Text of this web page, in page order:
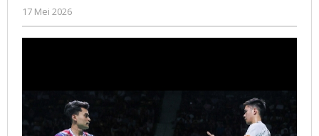
Juara
17 Mei 2026
Gatot
Susanto